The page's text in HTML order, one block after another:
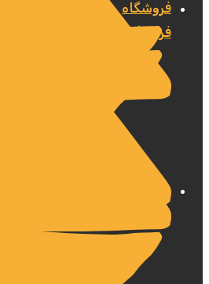
فروشگاه
فروشگاه
فروشگاه